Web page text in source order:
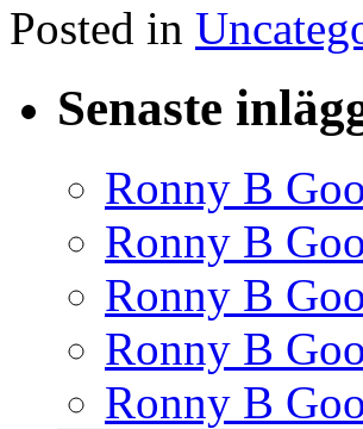
Posted in
Senaste
Ronny B
Ronny B
Ronny B
Ronny B
Ronny B